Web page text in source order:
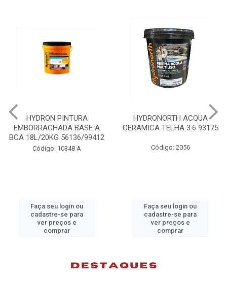
HYDRON PINTURA
EMBORRACHADA BASE A
BCA 18L/20KG 56136/99412
Código: 10348 A
Faça seu login ou
cadastre-se para
ver preços e
comprar
HYDRONORTH ACQUA
CERAMICA TELHA 3.6 93175
Código: 2056
Faça seu login ou
cadastre-se para
ver preços e
comprar